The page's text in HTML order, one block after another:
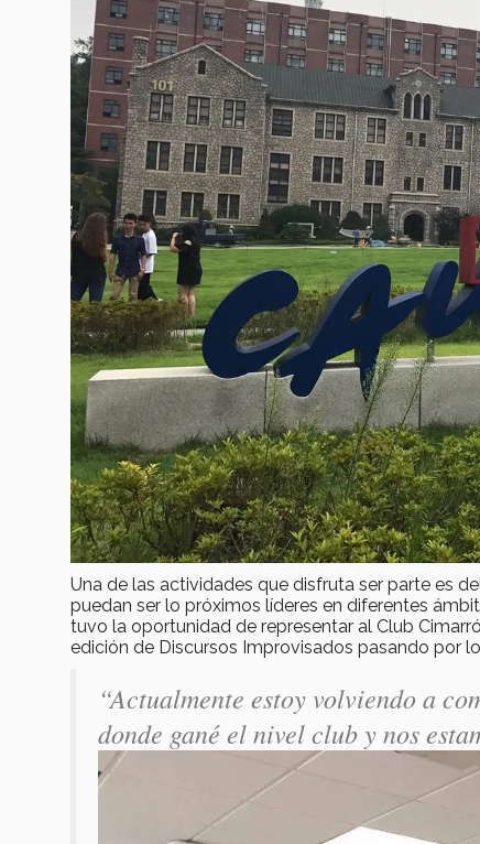
Una de las actividades que disfruta ser parte es
puedan ser lo próximos líderes en diferentes
tuvo la oportunidad de representar al Club
edición de Discursos Improvisados pasando por
“Actualmente estoy volviendo a
donde gané el nivel club y nos